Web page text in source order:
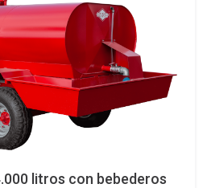
litros con bebederos